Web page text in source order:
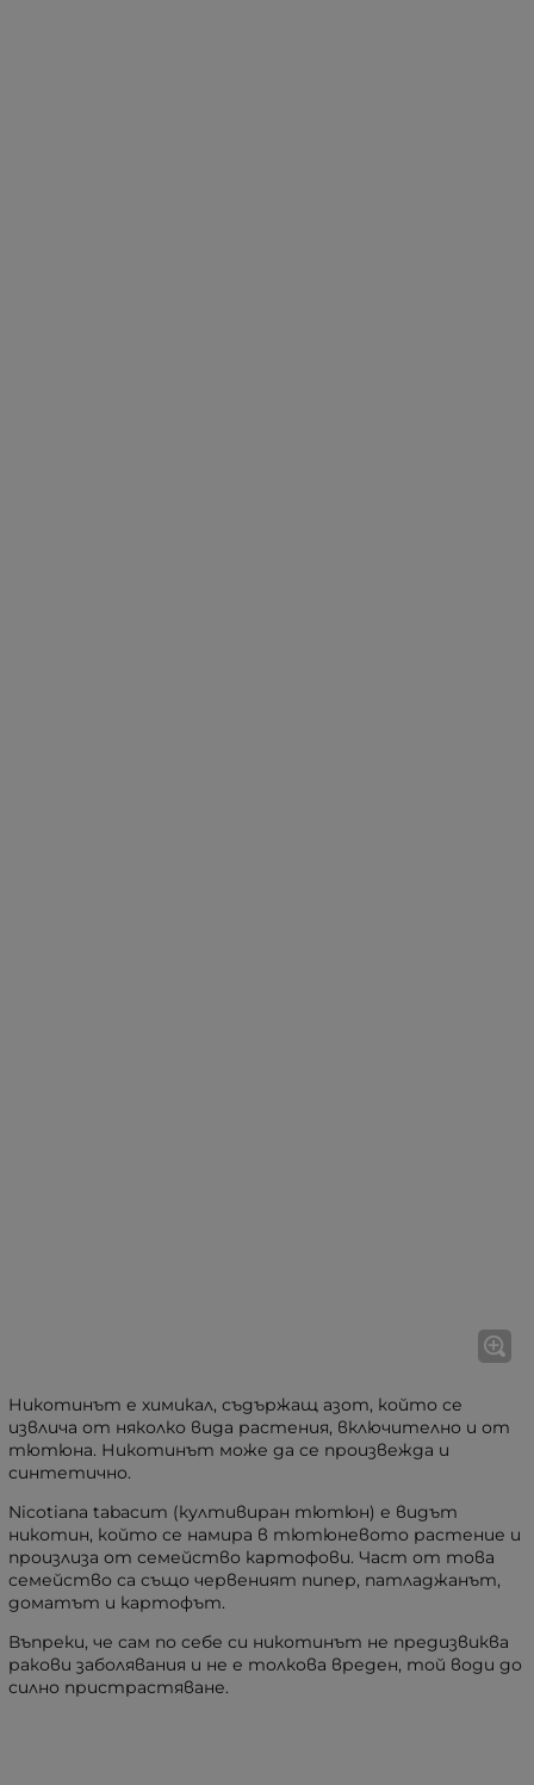
Никотинът е химикал, съдържащ азот, който се
извлича от няколко вида растения, включително и от
тютюна. Никотинът може да се произвежда и
синтетично.
Nicotiana tabacum (култивиран тютюн) е видът
никотин, който се намира в тютюневото растение и
произлиза от семейство картофови. Част от това
семейство са също червеният пипер, патладжанът,
доматът и картофът.
Въпреки, че сам по себе си никотинът не предизвиква
ракови заболявания и не е толкова вреден, той води до
силно пристрастяване.